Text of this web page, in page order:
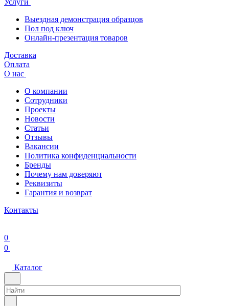
Услуги
Выездная демонстрация образцов
Пол под ключ
Онлайн-презентация товаров
Доставка
Оплата
О нас
О компании
Сотрудники
Проекты
Новости
Статьи
Отзывы
Вакансии
Политика конфиденциальности
Бренды
Почему нам доверяют
Реквизиты
Гарантия и возврат
Контакты
0
0
Каталог